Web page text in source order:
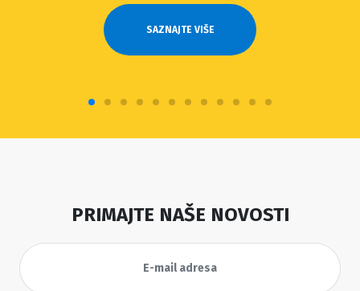
SAZNAJTE VIŠE
PRIMAJTE NAŠE NOVOSTI